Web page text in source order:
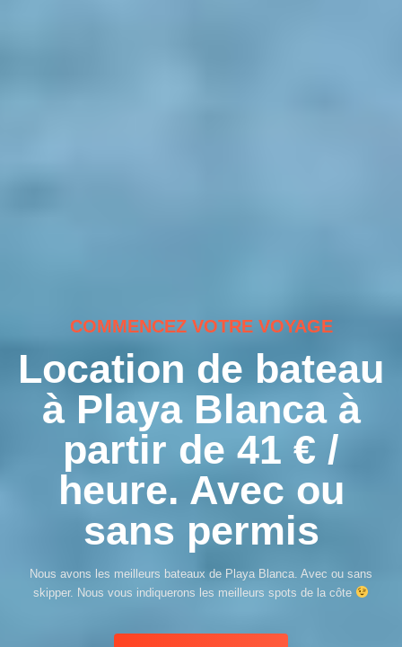
COMMENCEZ VOTRE VOYAGE
Location de bateau
à Playa Blanca à
partir de 41 € /
heure. Avec ou
sans permis
Nous avons les meilleurs bateaux de Playa Blanca. Avec ou sans
skipper. Nous vous indiquerons les meilleurs spots de la côte